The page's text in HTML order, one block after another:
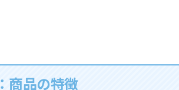
商品の特徴